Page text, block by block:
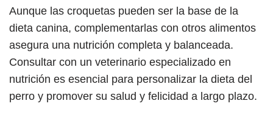
Aunque las croquetas pueden ser la base de la
dieta canina, complementarlas con otros alimentos
asegura una nutrición completa y balanceada.
Consultar con un veterinario especializado en
nutrición es esencial para personalizar la dieta del
perro y promover su salud y felicidad a largo plazo.